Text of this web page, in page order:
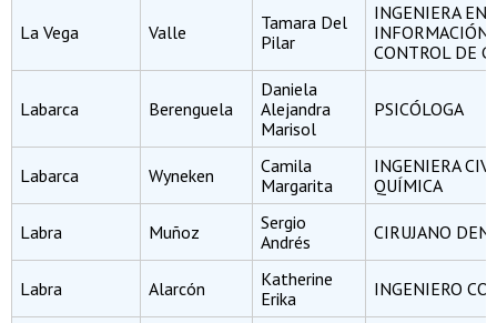
La Vega Valle
Tamara Del
Pilar
INGENIERA EN
INFORMACIÓN
CONTROL DE
Labarca Berenguela
Daniela
Alejandra
Marisol
PSICÓLOGA
Labarca Wyneken
Camila
Margarita
INGENIERA
QUÍMICA
Labra Muñoz
Sergio
Andrés
CIRUJANO
Labra Alarcón
Katherine
Erika
INGENIERO